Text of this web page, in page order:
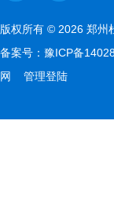
版权所有 © 2026 郑
备案号： 豫ICP备
网
管理登陆